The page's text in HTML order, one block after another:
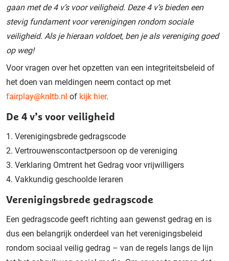
gaan met de 4 v’s voor veiligheid. Deze 4 v’s bieden een
stevig fundament voor verenigingen rondom sociale
veiligheid. Als je hieraan voldoet, ben je als vereniging goed
op weg!
Voor vragen over het opzetten van een integriteitsbeleid of
het doen van meldingen neem contact op met
fairplay@knltb.nl of kijk hier.
De 4 v’s voor veiligheid
Verenigingsbrede gedragscode
Vertrouwenscontactpersoon op de vereniging
Verklaring Omtrent het Gedrag voor vrijwilligers
Vakkundig geschoolde leraren
Verenigingsbrede gedragscode
Een gedragscode geeft richting aan gewenst gedrag en is
dus een belangrijk onderdeel van het verenigingsbeleid
rondom sociaal veilig gedrag – van de regels langs de lijn